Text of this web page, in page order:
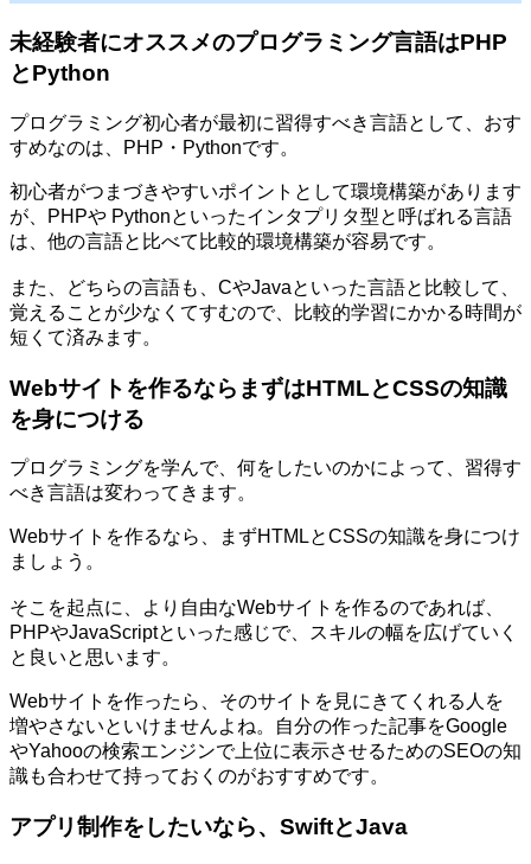
未経験者にオススメのプログラミング言語はPHP
とPython
プログラミング初心者が最初に習得すべき言語として、おす
すめなのは、PHP・Pythonです。
初心者がつまづきやすいポイントとして環境構築があります
が、PHPや Pythonといったインタプリタ型と呼ばれる言語
は、他の言語と比べて比較的環境構築が容易です。
また、どちらの言語も、CやJavaといった言語と比較して、
覚えることが少なくてすむので、比較的学習にかかる時間が
短くて済みます。
Webサイトを作るならまずはHTMLとCSSの知識
を身につける
プログラミングを学んで、何をしたいのかによって、習得す
べき言語は変わってきます。
Webサイトを作るなら、まずHTMLとCSSの知識を身につけ
ましょう。
そこを起点に、より自由なWebサイトを作るのであれば、
PHPやJavaScriptといった感じで、スキルの幅を広げていく
と良いと思います。
Webサイトを作ったら、そのサイトを見にきてくれる人を
増やさないといけませんよね。自分の作った記事をGoogle
やYahooの検索エンジンで上位に表示させるためのSEOの知
識も合わせて持っておくのがおすすめです。
アプリ制作をしたいなら、SwiftとJava